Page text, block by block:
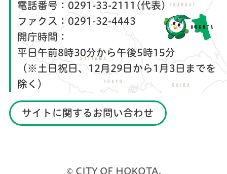
電話番号： 0291-33-2111(代表)
ファクス： 0291-32-4443
開庁時間：
平日午前8時30分から午後5時15分
（※土日祝日、12月29日から1月3日までを
除く）
サイトに関するお問い合わせ
© CITY OF HOKOTA.